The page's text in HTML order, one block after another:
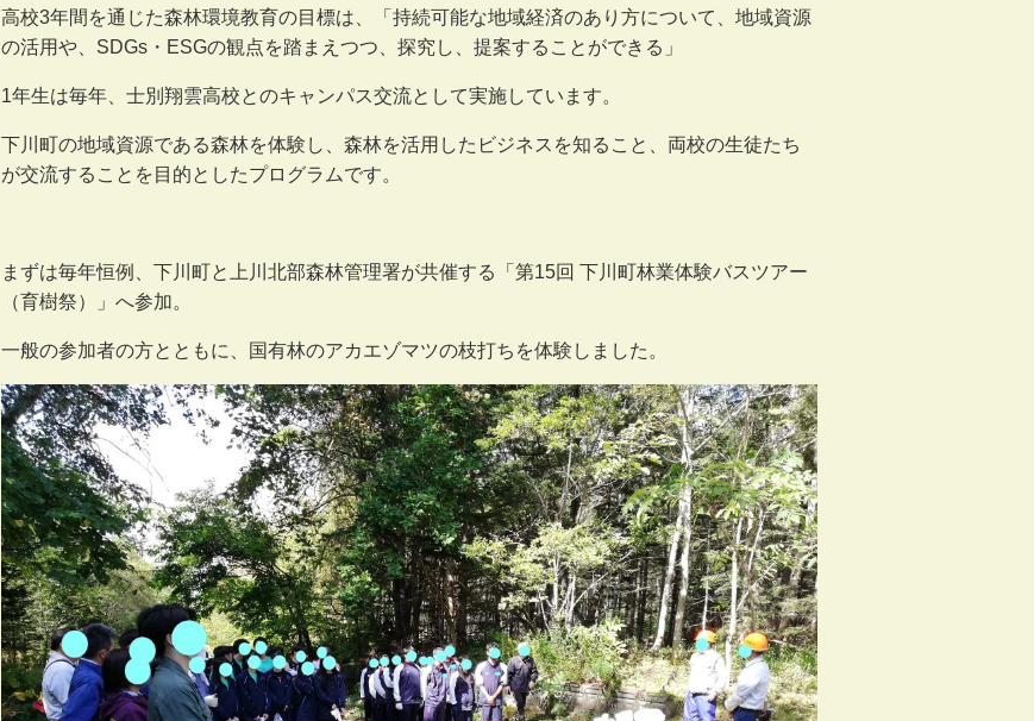
高校3年間を通じた森林環境教育の目標は、「持続可能な地域経済のあり方について、地域資源
の活用や、SDGs・ESGの観点を踏まえつつ、探究し、提案することができる」
1年生は毎年、士別翔雲高校とのキャンパス交流として実施しています。
下川町の地域資源である森林を体験し、森林を活用したビジネスを知ること、両校の生徒たち
が交流することを目的としたプログラムです。
まずは毎年恒例、下川町と上川北部森林管理署が共催する「第15回 下川町林業体験バスツアー
（育樹祭）」へ参加。
一般の参加者の方とともに、国有林のアカエゾマツの枝打ちを体験しました。